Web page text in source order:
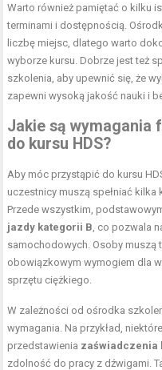
Warto również pamiętać o kilku
terminami i dostępnością.
liczbę miejsc, dlatego warto
wyborze kursu. Dobrze jest też
szkolenia, aby upewnić się, że
zapewni wysoką jakość nauki i
Jakie są wymagania
do kursu HDS?
Aby móc przystąpić do kursu
uczestnicy muszą spełniać kilka
Przede wszystkim,
jazdy kategorii B , co pozwala
samochodowych. Osoby muszą
obowiązkowym wymogiem dla
sprzętu ciężkiego.
W zależności od ośrodka
wymagania. Na przykład,
przedstawienia zaświadczenia
zdolność do pracy z dźwigami.